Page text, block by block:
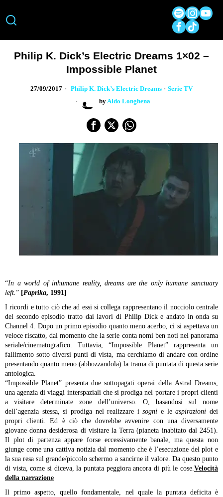
Philip K. Dick’s Electric Dreams 1×02 –
Impossible Planet
27/09/2017 Philip K. Dick’s Electric Dreams · Serie TV
by Aldo Longhena
“In a world of inhumane reality, dreams are the only humane sanctuary
left. ” [Paprika, 1991]
I ricordi e tutto ciò che ad essi si collega rappresentano il nocciolo centrale
del secondo episodio tratto dai lavori di Philip Dick e andato in onda su
Channel 4. Dopo un primo episodio quanto meno acerbo, ci si aspettava un
veloce riscatto, dal momento che la serie conta nomi ben noti nel panorama
seriale/cinematografico. Tuttavia, “Impossible Planet” rappresenta un
fallimento sotto diversi punti di vista, ma cerchiamo di andare con ordine
presentando quanto meno (abbozzandola) la trama di puntata di questa serie
antologica.
“Impossible Planet” presenta due sottopagati operai della Astral Dreams,
una agenzia di viaggi interspaziali che si prodiga nel portare i propri clienti
a visitare determinate zone dell’universo. O, basandosi sul nome
dell’agenzia stessa, si prodiga nel realizzare isognie leaspirazionidei
propri clienti. Ed è ciò che dovrebbe avvenire con una diversamente
giovane donna desiderosa di visitare la Terra (pianeta inabitato dal 2451).
Il plot di partenza appare forse eccessivamente banale, ma questa non
giunge come una cattiva notizia dal momento che è l’esecuzione del plot e
la sua resa sul grande/piccolo schermo a sancirne il valore. Da questo punto
di vista, come si diceva, la puntata peggiora ancora di più le cose. Velocità
della narrazione
Il primo aspetto, quello fondamentale, nel quale la puntata deficita è